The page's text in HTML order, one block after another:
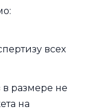
всех
размере не
на